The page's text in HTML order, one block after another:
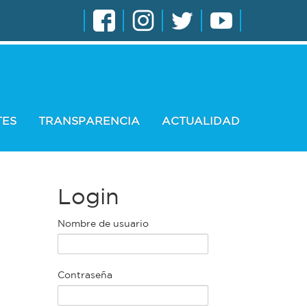
TRANSPARENCIA ACTUALIDAD
Login
Nombre de usuario
Contraseña